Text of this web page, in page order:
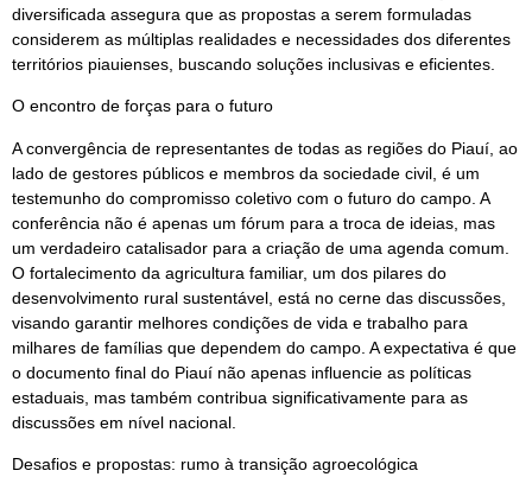
diversificada assegura que as propostas a serem formuladas
considerem as múltiplas realidades e necessidades dos diferentes
territórios piauienses, buscando soluções inclusivas e eficientes.
O encontro de forças para o futuro
A convergência de representantes de todas as regiões do Piauí, ao
lado de gestores públicos e membros da sociedade civil, é um
testemunho do compromisso coletivo com o futuro do campo. A
conferência não é apenas um fórum para a troca de ideias, mas
um verdadeiro catalisador para a criação de uma agenda comum.
O fortalecimento da agricultura familiar, um dos pilares do
desenvolvimento rural sustentável, está no cerne das discussões,
visando garantir melhores condições de vida e trabalho para
milhares de famílias que dependem do campo. A expectativa é que
o documento final do Piauí não apenas influencie as políticas
estaduais, mas também contribua significativamente para as
discussões em nível nacional.
Desafios e propostas: rumo à transição agroecológica